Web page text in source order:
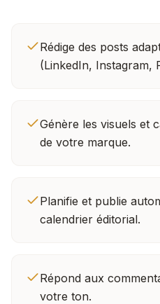
Rédige des posts
(LinkedIn, Instagram,
Génère les visuels et
de votre marque.
Planifie et publie
calendrier éditorial.
Répond aux
votre ton.